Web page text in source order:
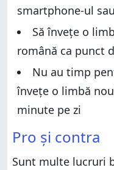
Experiența de
limbă nouă
Ție îți place Mondly?
smartphone-ul
Să învețe o
română ca punct
Nu au timp
învețe o limbă
minute pe zi
Pro și contra
Sunt multe lucruri